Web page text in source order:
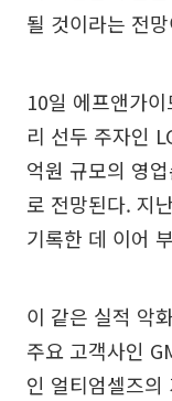
될 것이라는 전
10일 에프앤가
리 선두 주자인
억원 규모의 영
로 전망된다. 지
기록한 데 이어
이 같은 실적 악
주요 고객사인
인 얼티엄셀즈의